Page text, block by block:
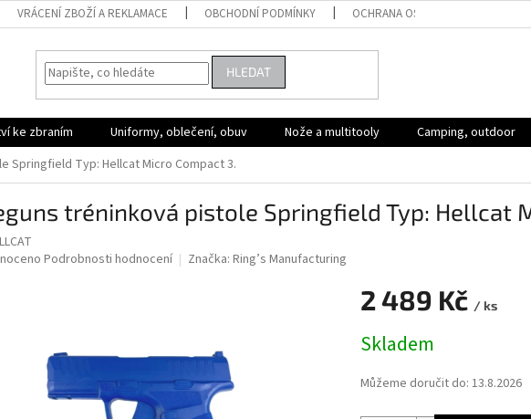
VRÁCENÍ ZBOŽÍ A REKLAMACE OBCHODNÍ PODMÍNKY OCHRANA OSOBNÍCH ÚDAJŮ
HLEDAT
ke zbraním Uniformy, oblečení, obuv Nože a multitooly Camping, outdoor
Springfield Typ: Hellcat Micro Compact 3.
tréninková pistole Springfield Typ: Hellcat
Podrobnosti hodnocení Značka: Ring’s Manufacturing
2 489 Kč / ks
cena:
Skladem
Můžeme doručit do: 13.8.2026